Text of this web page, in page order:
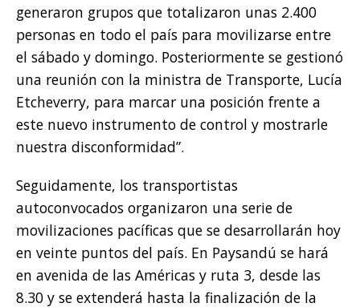
generaron grupos que totalizaron unas 2.400
personas en todo el país para movilizarse entre
el sábado y domingo. Posteriormente se gestionó
una reunión con la ministra de Transporte, Lucía
Etcheverry, para marcar una posición frente a
este nuevo instrumento de control y mostrarle
nuestra disconformidad”.
Seguidamente, los transportistas
autoconvocados organizaron una serie de
movilizaciones pacíficas que se desarrollarán hoy
en veinte puntos del país. En Paysandú se hará
en avenida de las Américas y ruta 3, desde las
8.30 y se extenderá hasta la finalización de la